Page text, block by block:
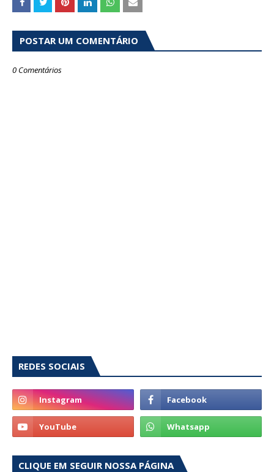
POSTAR UM COMENTÁRIO
0 Comentários
REDES SOCIAIS
CLIQUE EM SEGUIR NOSSA PÁGINA